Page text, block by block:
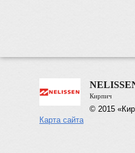
Кирпич
© 2015
Карта сайта